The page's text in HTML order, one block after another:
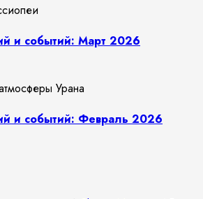
и событий: Март 2026
и событий: Февраль 2026